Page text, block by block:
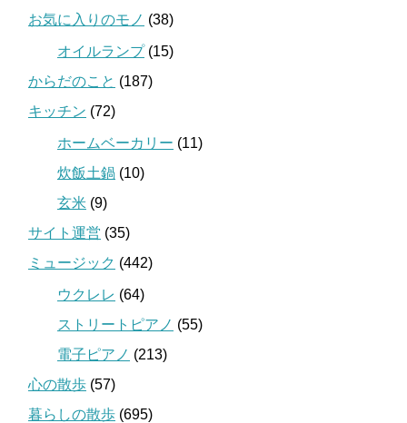
お気に入りのモノ (38)
オイルランプ(15)
からだのこと (187)
キッチン (72)
ホームベーカリー (11)
炊飯土鍋 (10)
玄米 (9)
サイト運営 (35)
ミュージック (442)
ウクレレ (64)
ストリートピアノ (55)
電子ピアノ (213)
心の散歩 (57)
暮らしの散歩 (695)